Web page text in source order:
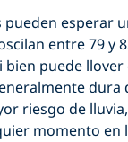
pueden esperar
entre 79 y
bien puede
riesgo de
momento en